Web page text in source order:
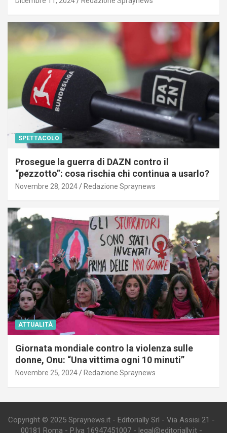
SPETTACOLO
Prosegue la guerra di DAZN contro il
“pezzotto”: cosa rischia chi continua a usarlo?
Novembre 28, 2024 Redazione Spraynews
ATTUALITÀ
Giornata mondiale contro la violenza sulle
donne, Onu: “Una vittima ogni 10 minuti”
Novembre 25, 2024 Redazione Spraynews
Copyright © 2025 Spraynews.it - Editorially Srl - Via Assisi 21 -
00181 Roma - P.Iva 16947451007 - legal@editorially.it -